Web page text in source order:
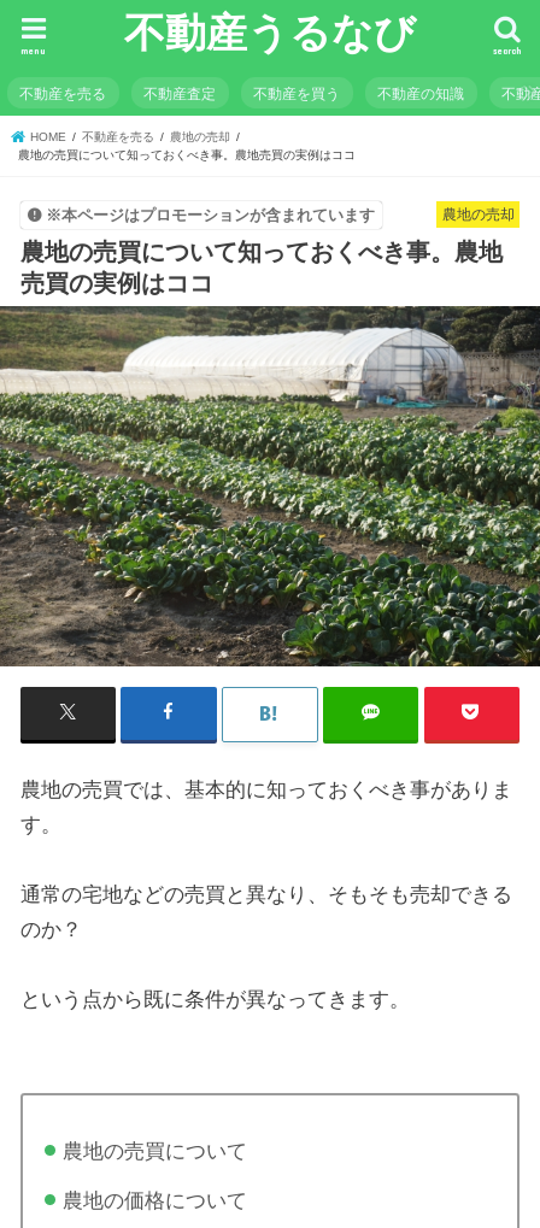
不動産うるなび search
menu
不動産を売る 不動産査定 不動産を買う 不動産の知識 不動
HOME 不動産を売る
農地の売却
農地の売買について知っておくべき事。農地売買の実例はココ
農地の売却
※本ページはプロモーションが含まれています
農地の売買について知っておくべき事。農地
売買の実例はココ
農地の売買では、基本的に知っておくべき事がありま
す。
通常の宅地などの売買と異なり、そもそも売却できる
のか？
という点から既に条件が異なってきます。
農地の売買について
農地の価格について